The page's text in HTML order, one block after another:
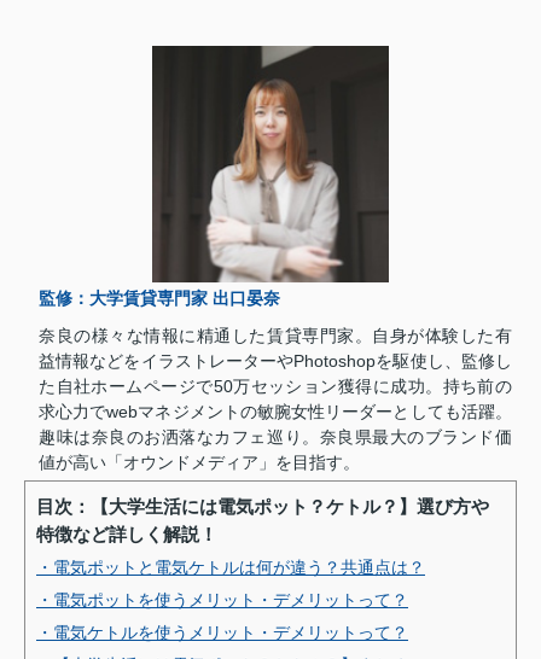
監修：大学賃貸専門家 出口晏奈
奈良の様々な情報に精通した賃貸専門家。自身が体験した有
益情報などをイラストレーターやPhotoshopを駆使し、監修し
た自社ホームページで50万セッション獲得に成功。持ち前の
求心力でwebマネジメントの敏腕女性リーダーとしても活躍。
趣味は奈良のお洒落なカフェ巡り。奈良県最大のブランド価
値が高い「オウンドメディア」を目指す。
目次：【大学生活には電気ポット？ケトル？】選び方や
特徴など詳しく解説！
・電気ポットと電気ケトルは何が違う？共通点は？
・電気ポットを使うメリット・デメリットって？
・電気ケトルを使うメリット・デメリットって？